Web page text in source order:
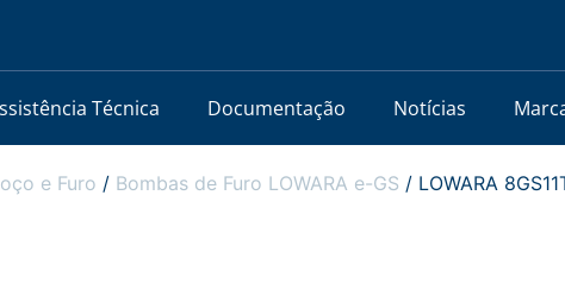
Técnica Documentação Notícias
e Furo / Bombas de Furo LOWARA e-GS / LOWARA